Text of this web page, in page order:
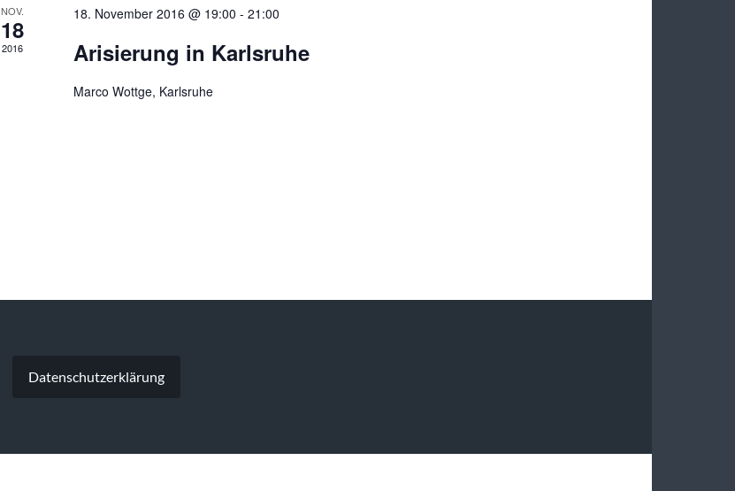
NOV.
18
2016
18. November 2016 @ 19:00 - 21:00
Arisierung in Karlsruhe
Marco Wottge, Karlsruhe
Datenschutzerklärung